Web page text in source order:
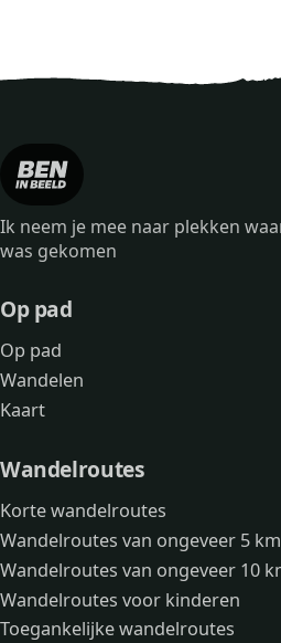
Ik neem je mee naar plekken
was gekomen
Op pad
Op pad
Wandelen
Kaart
Wandelroutes
Korte wandelroutes
Wandelroutes van ongeveer 5 km
Wandelroutes van ongeveer 10
Wandelroutes voor kinderen
Toegankelijke wandelroutes